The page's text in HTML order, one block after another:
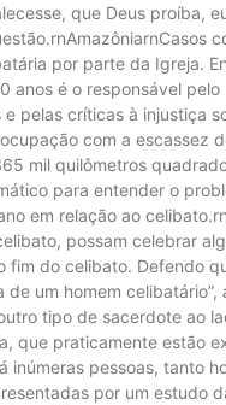
que Deus proíba,
por parte da Igreja.
anos é o responsável
pelas críticas à injustiça
com a escassez
mil quilômetros
para entender o
em relação ao
possam celebrar
fim do celibato. Defendo
um homem celibatário”,
tipo de sacerdote ao
que praticamente estão
pessoas, tanto
por um estudo